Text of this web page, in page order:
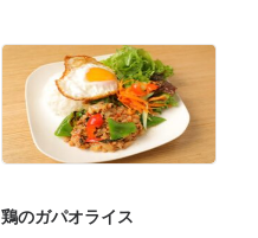
鶏のガパオライス